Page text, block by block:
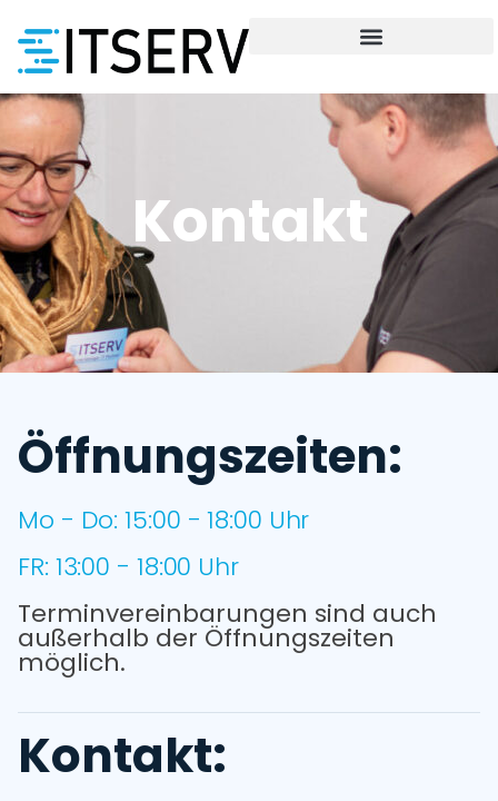
Kontakt
Öffnungszeiten:
Mo - Do: 15:00 - 18:00 Uhr
FR: 13:00 - 18:00 Uhr
Terminvereinbarungen sind auch
außerhalb der Öffnungszeiten
möglich.
Kontakt: